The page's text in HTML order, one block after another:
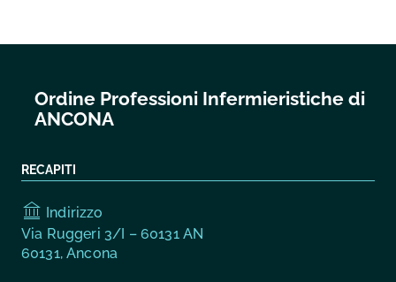
Ordine Professioni Infermieristiche di
ANCONA
RECAPITI
Indirizzo
Via Ruggeri 3/I – 60131 AN
60131, Ancona